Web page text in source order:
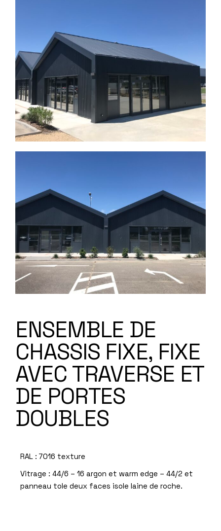
ENSEMBLE DE
CHASSIS FIXE, FIXE
AVEC TRAVERSE ET
DE PORTES
DOUBLES
RAL : 7016 texture
Vitrage : 44/6 – 16 argon et warm edge – 44/2 et
panneau tole deux faces isole laine de roche.